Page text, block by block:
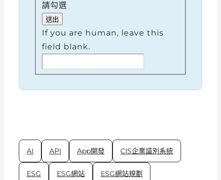
請勾選
If you are human, leave this
field blank.
AI API App開發 CIS企業識別系統
ESG ESG網站 ESG網站規劃